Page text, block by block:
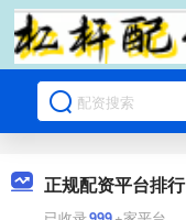
正规配资平台排行